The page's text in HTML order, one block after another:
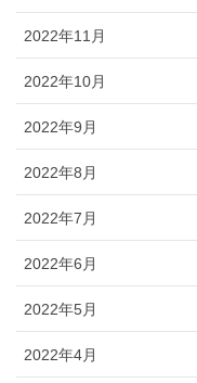
2022年11月
2022年10月
2022年9月
2022年8月
2022年7月
2022年6月
2022年5月
2022年4月